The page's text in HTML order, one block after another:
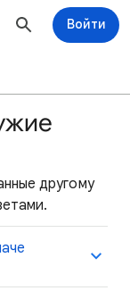
Войти
другому